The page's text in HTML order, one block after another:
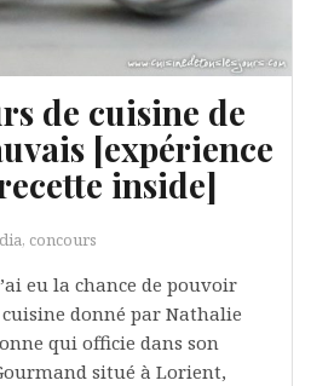
de cuisine de
[expérience
inside]
concours
eu la chance de pouvoir
donné par Nathalie
qui officie dans son
situé à Lorient,